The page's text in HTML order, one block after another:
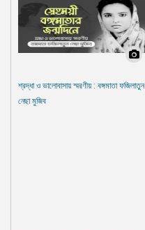
শ্রদ্ধা ও ভালোবাসায় স্মরণীয় : বঙ্গমাতা ফজিলাতুন
নেছা মুজিব